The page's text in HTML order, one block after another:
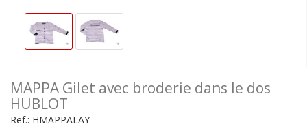
MAPPA Gilet avec broderie dans le dos
HUBLOT
Ref.: HMAPPALAY